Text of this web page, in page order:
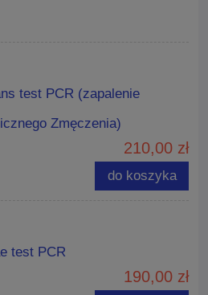
test PCR (zapalenie
Zmęczenia)
210,00 zł
do koszyka
test PCR
190,00 zł